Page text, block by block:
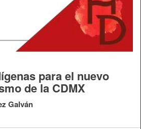
para el nuevo
de la CDMX
Galván